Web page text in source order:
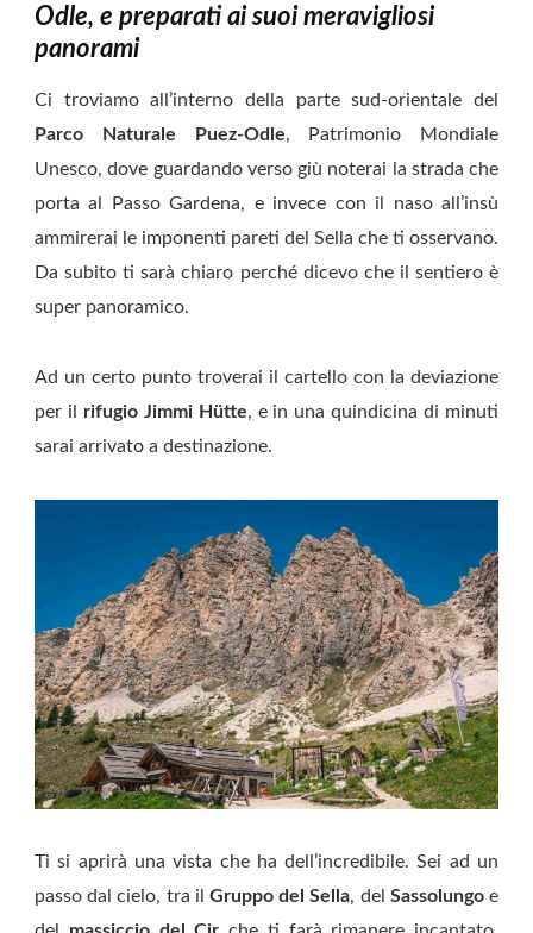
Odle, e preparati ai suoi meravigliosi
panorami
Ci troviamo all’interno della parte sud-orientale del
Parco Naturale Puez-Odle, Patrimonio Mondiale
Unesco, dove guardando verso giù noterai la strada che
porta al Passo Gardena, e invece con il naso all’insù
ammirerai le imponenti pareti del Sella che ti osservano.
Da subito ti sarà chiaro perché dicevo che il sentiero è
super panoramico.
Ad un certo punto troverai il cartello con la deviazione
per il rifugio Jimmi Hütte, e in una quindicina di minuti
sarai arrivato a destinazione.
Ti si aprirà una vista che ha dell’incredibile. Sei ad un
passo dal cielo, tra il Gruppo del Sella, del Sassolungoe